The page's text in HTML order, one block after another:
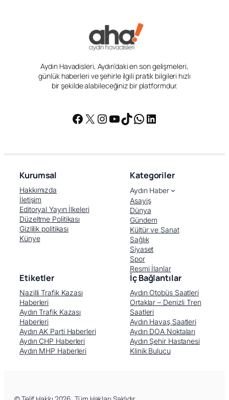
Facebook X (Twitter)
Aydın Havadisleri, Aydın’daki en son gelişmeleri,
günlük haberleri ve şehirle ilgili pratik bilgileri hızlı
bir şekilde alabileceğiniz bir platformdur.
Facebook
X Instagram
YouTube
TikTok
WhatsApp
LinkedIn
Kurumsal
Hakkımızda
İletişim
Editoryal Yayın İlkeleri
Düzeltme Politikası
Gizlilik politikası
Künye
Kategoriler
Aydın Haber
Asayiş
Dünya
Gündem
Kültür ve Sanat
Sağlık
Siyaset
Spor
Resmi İlanlar
Etiketler
Nazilli Trafik Kazası
Haberleri
Aydın Trafik Kazası
Haberleri
Aydın AK Parti Haberleri
Aydın CHP Haberleri
Aydın MHP Haberleri
İç Bağlantılar
Aydın Otobüs Saatleri
Ortaklar – Denizli Tren
Saatleri
Aydın Havaş Saatleri
Aydın DOA Noktaları
Aydın Şehir Hastanesi
Klinik Bulucu